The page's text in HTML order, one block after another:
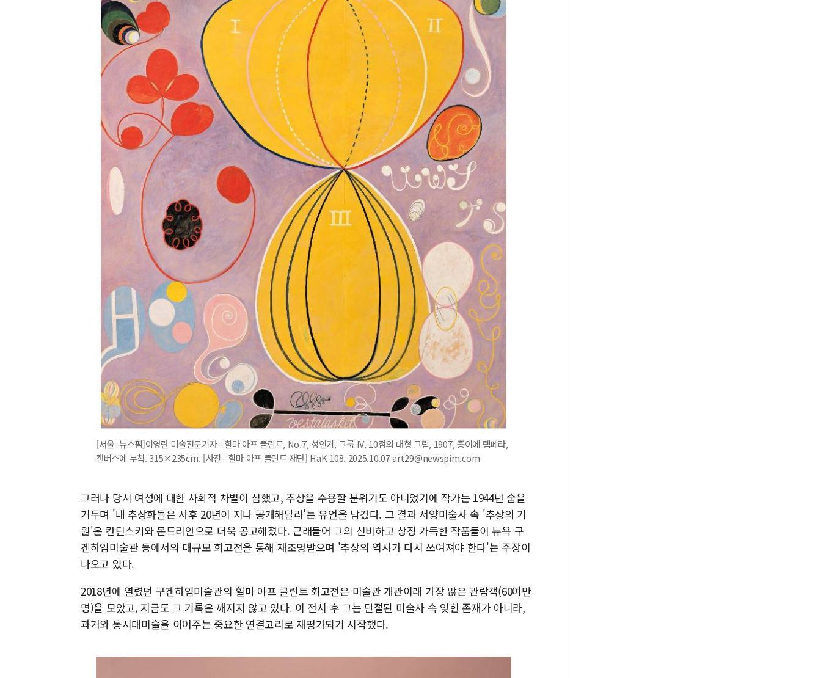
[서울=뉴스핌]이영란 미술전문기자= 힐마 아프 클린트, No.7, 성인기, 그룹 IV, 10점의 대형 그림, 1907, 종이에 템페라,
캔버스에 부착. 315×235cm. [사진= 힐마 아프 클린트 재단] HaK 108. 2025.10.07 art29@newspim.com
그러나 당시 여성에 대한 사회적 차별이 심했고, 추상을 수용할 분위기도 아니었기에 작가는 1944년 숨을
거두며 '내 추상화들은 사후 20년이 지나 공개해달라'는 유언을 남겼다. 그 결과 서양미술사 속 '추상의 기
원'은 칸딘스키와 몬드리안으로 더욱 공고해졌다. 근래들어 그의 신비하고 상징 가득한 작품들이 뉴욕 구
겐하임미술관 등에서의 대규모 회고전을 통해 재조명받으며 '추상의 역사가 다시 쓰여져야 한다'는 주장이
나오고 있다.
2018년에 열렸던 구겐하임미술관의 힐마 아프 클린트 회고전은 미술관 개관이래 가장 많은 관람객(60여만
명)을 모았고, 지금도 그 기록은 깨지지 않고 있다. 이 전시 후 그는 단절된 미술사 속 잊힌 존재가 아니라,
과거와 동시대미술을 이어주는 중요한 연결고리로 재평가되기 시작했다.